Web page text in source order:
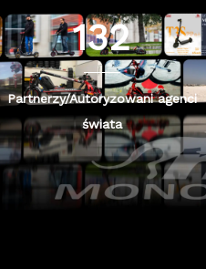
132
Partnerzy/Autoryzowani agenci
świata